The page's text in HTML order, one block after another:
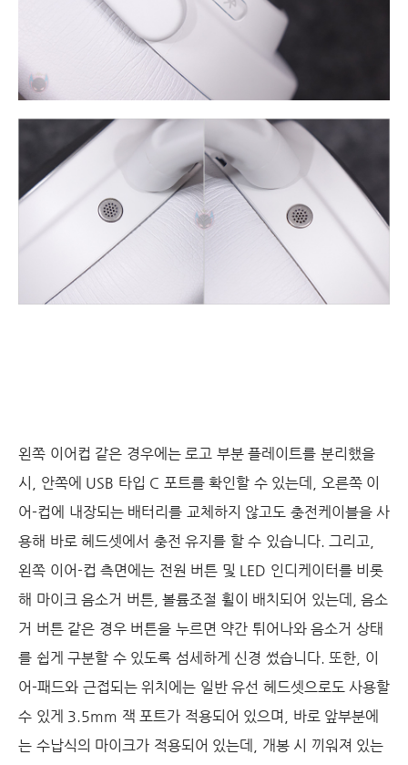
왼쪽 이어컵 같은 경우에는 로고 부분 플레이트를 분리했을
시, 안쪽에 USB 타입 C 포트를 확인할 수 있는데, 오른쪽 이
어-컵에 내장되는 배터리를 교체하지 않고도 충전케이블을 사
용해 바로 헤드셋에서 충전 유지를 할 수 있습니다. 그리고,
왼쪽 이어-컵 측면에는 전원 버튼 및 LED 인디케이터를 비롯
해 마이크 음소거 버튼, 볼륨조절 휠이 배치되어 있는데, 음소
거 버튼 같은 경우 버튼을 누르면 약간 튀어나와 음소거 상태
를 쉽게 구분할 수 있도록 섬세하게 신경 썼습니다. 또한, 이
어-패드와 근접되는 위치에는 일반 유선 헤드셋으로도 사용할
수 있게 3.5mm 잭 포트가 적용되어 있으며, 바로 앞부분에
는 수납식의 마이크가 적용되어 있는데, 개봉 시 끼워져 있는